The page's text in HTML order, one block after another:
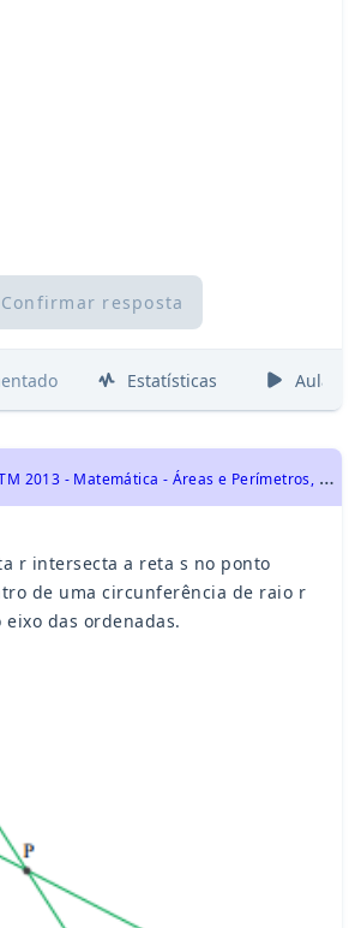
Confirmar resposta
Estatísticas Aulas
U
FTM 2013 - Matemática - Áreas e Perímetros, Pontos e Retas, Circunferências e Círculos, Geometria Analítica, Geometria Plana, Triângulos
r intersecta a reta s no ponto
de uma circunferência de raio r
das ordenadas.